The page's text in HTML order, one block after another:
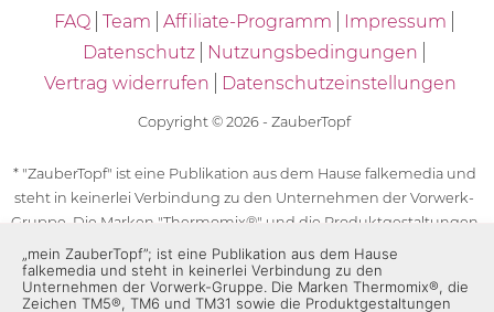
FAQ Team Affiliate-Programm
Impressum
Datenschutz
Nutzungsbedingungen
Vertrag widerrufen
Datenschutzeinstellungen
Copyright © 2026 - ZauberTopf
* "ZauberTopf" ist eine Publikation aus dem Hause falkemedia und
steht in keinerlei Verbindung zu den Unternehmen der Vorwerk-
Gruppe. Die Marken "Thermomix®" und die Produktgestaltungen
des "Thermomix®" sind eingetragene Marken der Unternehmen
der Vorwerk-Gruppe. Die Marken Thermomix®, die Zeichen TM5®,
TM6 und TM31 sowie die Produktgestaltungen des Thermomix®
„mein ZauberTopf”; ist eine Publikation aus dem Hause
falkemedia und steht in keinerlei Verbindung zu den
Unternehmen der Vorwerk-Gruppe. Die Marken Thermomix®, die
Zeichen TM5®, TM6 und TM31 sowie die Produktgestaltungen